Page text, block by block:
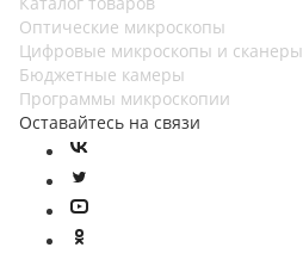
Оптические микроскопы
Цифровые микроскопы и сканеры
Бюджетные камеры
Программы микроскопии
Оставайтесь на связи